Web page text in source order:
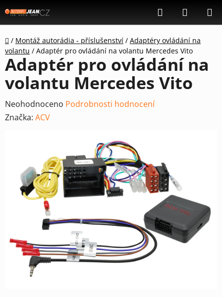
na
obsah
Hledat
KOŠÍK
Domů
/ Montáž autorádia - příslušenství / Adaptéry ovládání na
volantu / Adaptér pro ovládání na volantu Mercedes Vito
Adaptér pro ovládání na
volantu Mercedes Vito
Průměrné
hodnocení
hvězdiček.
Neohodnoceno Podrobnosti hodnocení
Značka: ACV